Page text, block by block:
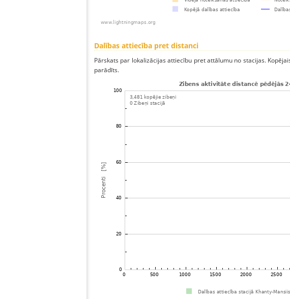
Dalības attiecība pret distanci
Pārskats par lokalizācijas attiecību pret attālumu no stacijas.
parādīts.